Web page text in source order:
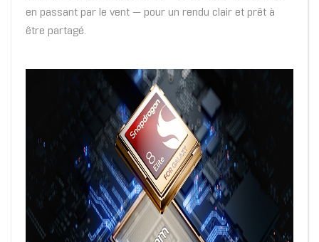
en passant par le vent — pour un rendu clair et prêt à
être partagé.